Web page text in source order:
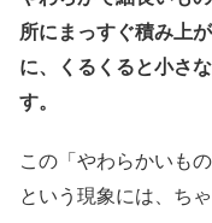
所にまっすぐ積み上
に、くるくると小さ
す。
この「やわらかいも
という現象には、ち